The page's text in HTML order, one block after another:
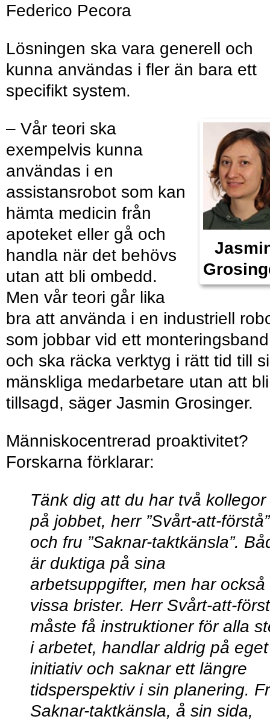
Federico Pecora
Lösningen ska vara generell och
kunna användas i fler än bara ett
specifikt system.
– Vår teori ska
exempelvis kunna
användas i en
assistansrobot som kan
hämta medicin från
apoteket eller gå och
handla när det behövs
utan att bli ombedd.
Men vår teori går lika
bra att använda i en industriell
som jobbar vid ett monteringsband
och ska räcka verktyg i rätt tid till
mänskliga medarbetare utan att bli
tillsagd, säger Jasmin Grosinger.
Människocentrerad proaktivitet?
Forskarna förklarar:
Tänk dig att du har två kollegor
på jobbet, herr ”Svårt-att-förstå”
och fru ”Saknar-taktkänsla”.
är duktiga på sina
arbetsuppgifter, men har också
vissa brister. Herr Svårt-att-
måste få instruktioner för alla
i arbetet, handlar aldrig på eget
initiativ och saknar ett längre
tidsperspektiv i sin planering.
Saknar-taktkänsla, å sin sida,